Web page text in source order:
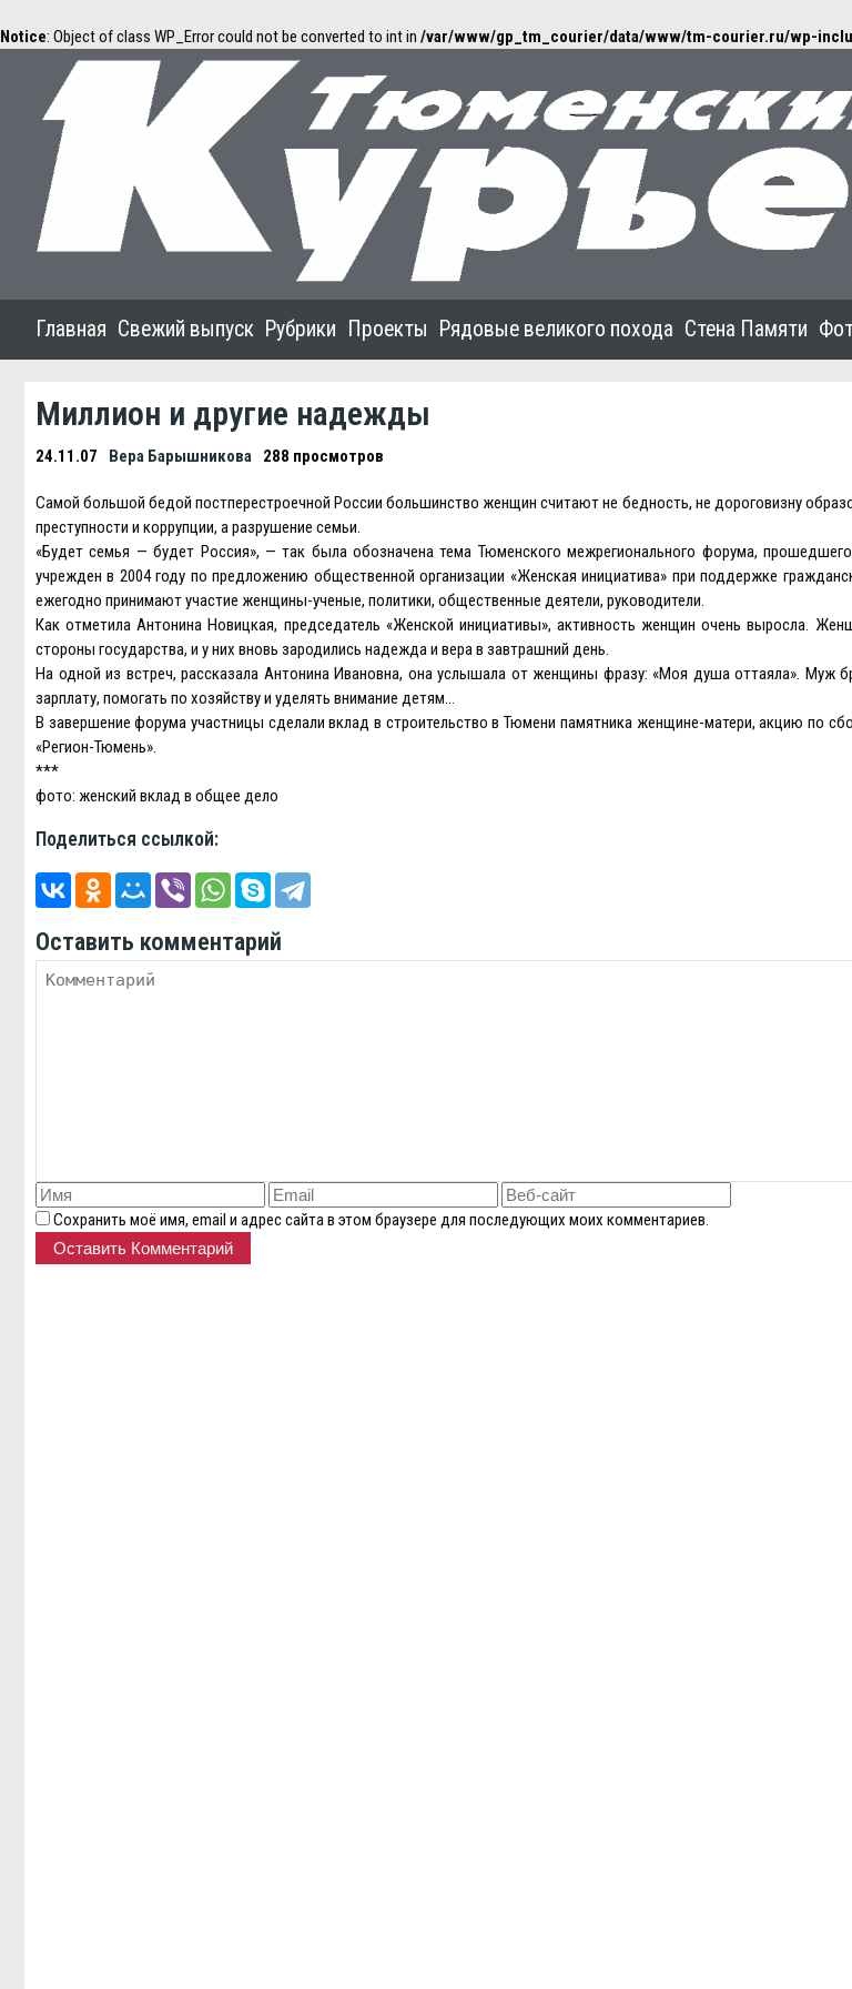
Notice: Object of class WP_Error could not be converted to int in /var/www/gp_tm_courier/data/www/tm-courier.ru/wp-
Главная Свежий выпуск Рубрики Проекты Рядовые великого похода Стена Памяти
Миллион и другие надежды
24.11.07 Вера Барышникова 288 просмотров
Самой большой бедой постперестроечной России большинство женщин считают не бедность, не дороговизну
преступности и коррупции, а разрушение семьи.
«Будет семья — будет Россия», — так была обозначена тема Тюменского межрегионального форума,
учрежден в 2004 году по предложению общественной организации «Женская инициатива» при поддержке
ежегодно принимают участие женщины-ученые, политики, общественные деятели, руководители.
Как отметила Антонина Новицкая, председатель «Женской инициативы», активность женщин очень выросла.
стороны государства, и у них вновь зародились надежда и вера в завтрашний день.
На одной из встреч, рассказала Антонина Ивановна, она услышала от женщины фразу: «Моя душа оттаяла». Муж
зарплату, помогать по хозяйству и уделять внимание детям…
В завершение форума участницы сделали вклад в строительство в Тюмени памятника женщине-матери, акцию по
«Регион-Тюмень».
***
фото: женский вклад в общее дело
Поделиться ссылкой:
Оставить комментарий
Сохранить моё имя, email и адрес сайта в этом браузере для последующих моих комментариев.